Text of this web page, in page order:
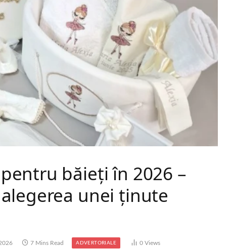
băieți în 2026 –
unei ținute
7 Mins Read ADVERTORIALE 0Views